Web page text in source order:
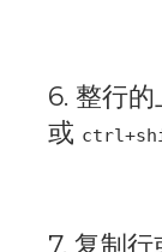
6. 整行
或
7. 复制行